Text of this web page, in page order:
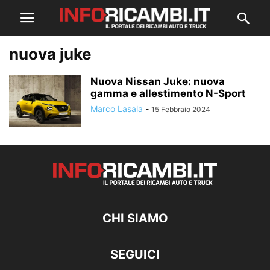
nuova juke
Nuova Nissan Juke: nuova
gamma e allestimento N-Sport
Marco Lasala - 15 Febbraio 2024
CHI SIAMO
SEGUICI